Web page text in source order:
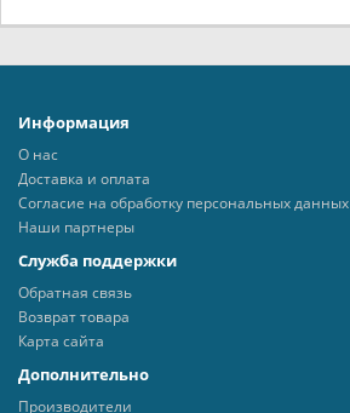
Информация
О нас
Доставка и оплата
Согласие на обработку персональных данных
Наши партнеры
Служба поддержки
Обратная связь
Возврат товара
Карта сайта
Дополнительно
Производители